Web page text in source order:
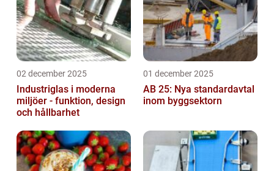
02 december 2025
Industriglas i moderna
miljöer - funktion, design
och hållbarhet
01 december 2025
AB 25: Nya standardavtal
inom byggsektorn